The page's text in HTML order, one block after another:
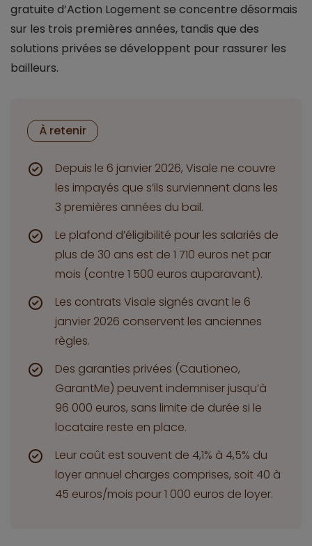
gratuite d’Action Logement se concentre désormais
sur les trois premières années, tandis que des
solutions privées se développent pour rassurer les
bailleurs.
À retenir
Depuis le 6 janvier 2026, Visale ne couvre
les impayés que s’ils surviennent dans les
3 premières années du bail.
Le plafond d’éligibilité pour les salariés de
plus de 30 ans est de 1 710 euros net par
mois (contre 1 500 euros auparavant).
Les contrats Visale signés avant le 6
janvier 2026 conservent les anciennes
règles.
Des garanties privées (Cautioneo,
GarantMe) peuvent indemniser jusqu’à
96 000 euros, sans limite de durée si le
locataire reste en place.
Leur coût est souvent de 4,1% à 4,5% du
loyer annuel charges comprises, soit 40 à
45 euros/mois pour 1 000 euros de loyer.